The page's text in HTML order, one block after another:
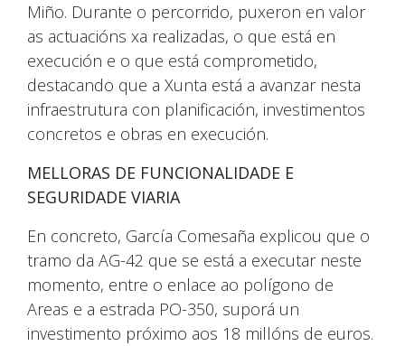
Miño. Durante o percorrido, puxeron en valor
as actuacións xa realizadas, o que está en
execución e o que está comprometido,
destacando que a Xunta está a avanzar nesta
infraestrutura con planificación, investimentos
concretos e obras en execución.
MELLORAS DE FUNCIONALIDADE E
SEGURIDADE VIARIA
En concreto, García Comesaña explicou que o
tramo da AG-42 que se está a executar neste
momento, entre o enlace ao polígono de
Areas e a estrada PO-350, suporá un
investimento próximo aos 18 millóns de euros.